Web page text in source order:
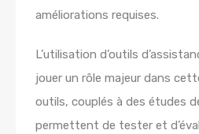
améliorations requises.
L’utilisation d’outils
jouer un rôle majeur dans
outils, couplés à des études
permettent de tester et